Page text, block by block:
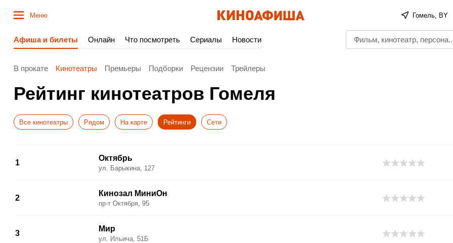
Меню Гомель, BY
Афиша и билеты Онлайн Что посмотреть Сериалы Новости
В прокате Кинотеатры Премьеры Подборки Рецензии Трейлеры
Рейтинг кинотеатров Гомеля
Все кинотеатры Рядом На карте Рейтинги Сети
1
Октябрь
ул. Барыкина, 127
2
Кинозал МиниОн
пр-т Октября, 95
3
Мир
ул. Ильича, 51Б